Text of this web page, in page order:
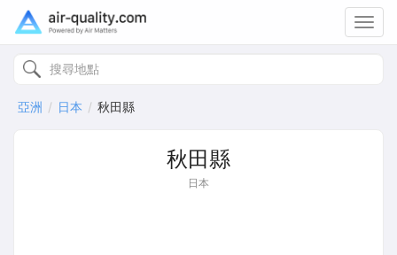
亞洲 日本 秋田縣
秋田縣
日本